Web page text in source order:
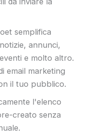
semplifica
annunci,
e molto altro.
email marketing
il tuo pubblico.
l'elenco
creato senza